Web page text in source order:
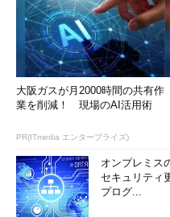
大阪ガスが月2000時間の共有作
業を削減！ 現場のAI活用術
PR(ITmedia エンタープライズ)
オンプレミス
セキュリティ
プログ...